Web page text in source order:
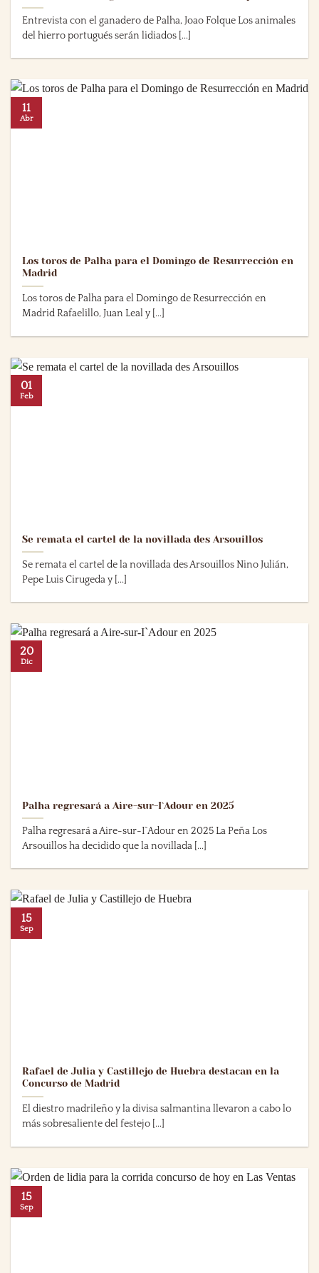
Entrevista con el ganadero de Palha, Joao Folque Los animales
del hierro portugués serán lidiados [...]
Los toros de Palha para el Domingo de Resurrección en
Madrid
Los toros de Palha para el Domingo de Resurrección en
Madrid Rafaelillo, Juan Leal y [...]
11
Abr
Se remata el cartel de la novillada des Arsouillos
Se remata el cartel de la novillada des Arsouillos Nino Julián,
Pepe Luis Cirugeda y [...]
01
Feb
Palha regresará a Aire-sur-I`Adour en 2025
Palha regresará a Aire-sur-I`Adour en 2025 La Peña Los
Arsouillos ha decidido que la novillada [...]
20
Dic
Rafael de Julia y Castillejo de Huebra destacan en la
Concurso de Madrid
El diestro madrileño y la divisa salmantina llevaron a cabo lo
más sobresaliente del festejo [...]
15
Sep
15
Sep